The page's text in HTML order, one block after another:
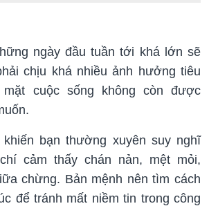
ngày đầu tuần tới khá lớn sẽ
chịu khá nhiều ảnh hưởng tiêu
cuộc sống không còn được
bạn thường xuyên suy nghĩ
cảm thấy chán nản, mệt mỏi,
chừng. Bản mệnh nên tìm cách
để tránh mất niềm tin trong công